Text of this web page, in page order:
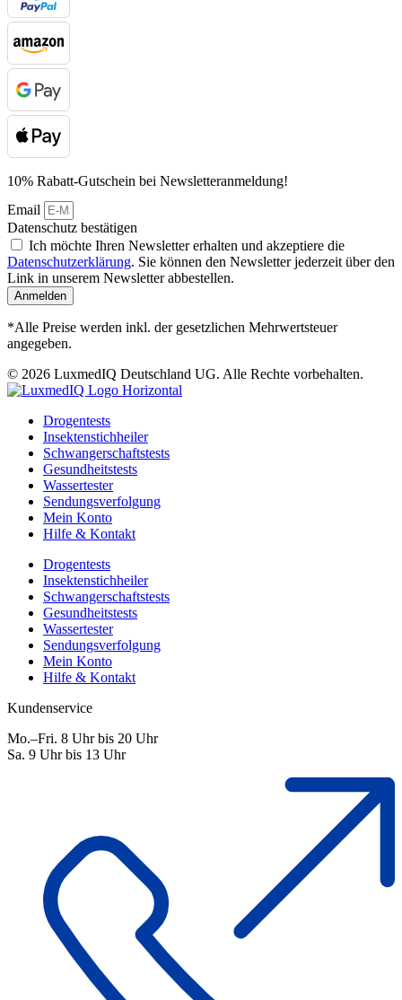
10% Rabatt-Gutschein bei Newsletteranmeldung!
Email
Datenschutz bestätigen
Ich möchte Ihren Newsletter erhalten und akzeptiere die
Datenschutzerklärung. Sie können den Newsletter jederzeit über den
Link in unserem Newsletter abbestellen.
Anmelden
*Alle Preise werden inkl. der gesetzlichen Mehrwertsteuer
angegeben.
© 2026 LuxmedIQ Deutschland UG. Alle Rechte vorbehalten.
Drogentests
Insektenstichheiler
Schwangerschaftstests
Gesundheitstests
Wassertester
Sendungsverfolgung
Mein Konto
Hilfe & Kontakt
Drogentests
Insektenstichheiler
Schwangerschaftstests
Gesundheitstests
Wassertester
Sendungsverfolgung
Mein Konto
Hilfe & Kontakt
Kundenservice
Mo.–Fri. 8 Uhr bis 20 Uhr
Sa. 9 Uhr bis 13 Uhr